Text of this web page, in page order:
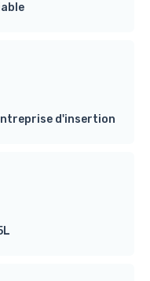
d'insertion